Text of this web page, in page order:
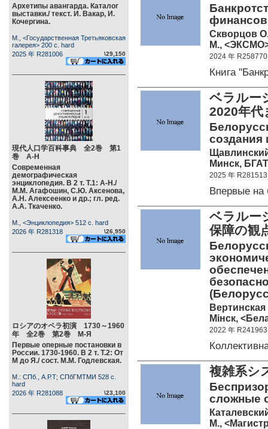
Архетипы авангарда. Каталог
выставки./ текст. И. Вакар, И.
Кочергина.
М., <Государственная Третьяковская
галерея> 200 c. hard
2025 年 R281006
\29,150
現代人口学百科事典 全2巻 第1
巻 А-Н
Современная
демографическая
энциклопедия. В 2 т. Т.1: А-Н./
М.М. Агафошин, С.Ю. Аксенова,
А.Н. Алексеенко и др.; гл. ред.
А.А. Ткаченко.
М., <Энциклопедия> 512 c. hard
2026 年 R281318
\26,950
ロシアのオペラ初演 1730～1960
年 全2巻 第2巻 М-Я
Первые оперные постановки в
России. 1730-1960. В 2 т. Т.2: От
М до Я./ сост. М.М. Годлевская.
М.: СПб., А.Р.Т; СПбГМТМИ 528 c.
hard
2026 年 R281088
\23,100
Скворцов
М.,
2024 年 R258770
Книга
ベラルー
2020年
создания
Минск,
2025 年 R281513
Впервые на
ベラルー
保障の観
Мiнск,
2022 年 R241963
複雑系
сложные
М.,